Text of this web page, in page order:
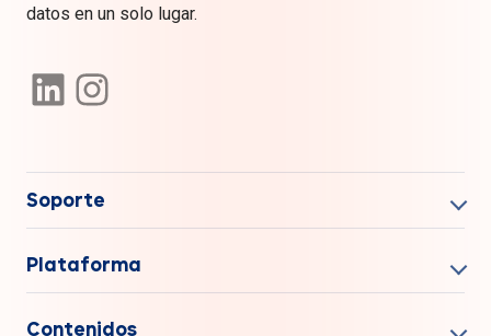
datos en un solo lugar.
Soporte
Plataforma
Contenidos